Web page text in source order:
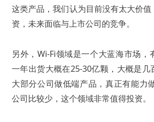
这类产品，我们认为目前没有太大价
资，未来面临与上市公司的竞争。
另外，Wi-Fi领域是一个大蓝海市场，
一年出货大概在25-30亿颗，大概是几
大部分公司做低端产品，真正有能力
公司比较少，这个领域非常值得投资。